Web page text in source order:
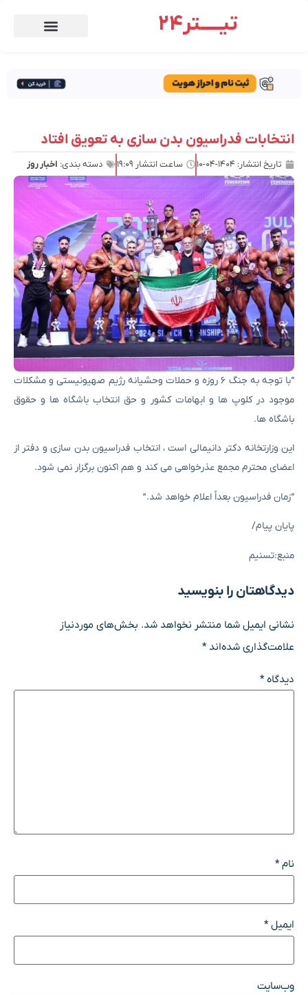
تیـــــتر24
انتخابات فدراسیون بدن سازی به تعویق افتاد
تاریخ انتشار: ۱۴۰۴-۰۴-۱۰ ساعت انتشار ۱۹:۰۹ دسته بندی: اخبار روز
“با توجه به جنگ ۶ روزه و حملات وحشیانه رژیم صهیونیستی و مشکلات
موجود در کلوپ ها و ابهامات کشور و حق انتخاب باشگاه ها و حقوق
باشگاه ها.
این وزارتخانه دکتر دانیمالی است ، انتخاب فدراسیون بدن سازی و دفتر از
اعضای محترم مجمع عذرخواهی می کند و هم اکنون برگزار نمی شود.
“زمان فدراسیون بعداً اعلام خواهد شد.”
پایان پیام/
منبع:تسنیم
دیدگاهتان را بنویسید
نشانی ایمیل شما منتشر نخواهد شد. بخش‌های موردنیاز
علامت‌گذاری شده‌اند*
دیدگاه*
نام*
ایمیل*
وب‌سایت